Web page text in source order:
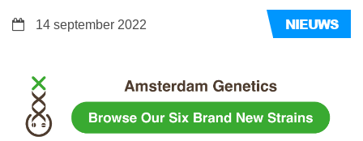
NIEUWS
14 september 2022